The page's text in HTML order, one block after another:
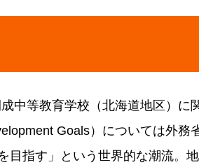
中等教育学校（北海道地区）に
Goals）については外務
指す」という世界的な潮流。